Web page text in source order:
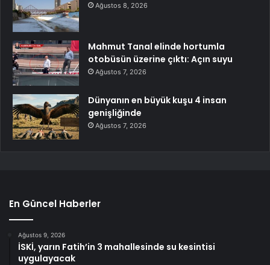
Ağustos 8, 2026
Mahmut Tanal elinde hortumla
otobüsün üzerine çıktı: Açın suyu
Ağustos 7, 2026
Dünyanın en büyük kuşu 4 insan
genişliğinde
Ağustos 7, 2026
En Güncel Haberler
Ağustos 9, 2026
İSKİ, yarın Fatih’in 3 mahallesinde su kesintisi
uygulayacak